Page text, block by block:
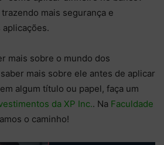
mais segurança e
mais sobre o mundo dos
mais sobre ele antes de aplicar
algum título ou papel, faça um
da XP Inc.. Na Faculdade
o caminho!